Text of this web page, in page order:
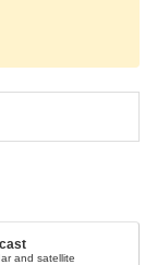
and satellite